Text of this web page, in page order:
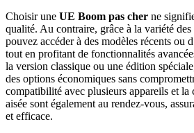
Choisir une UE Boom pas cher ne
qualité. Au contraire, grâce à la variété
pouvez accéder à des modèles récents ou
tout en profitant de fonctionnalités
la version classique ou une édition
des options économiques sans
compatibilité avec plusieurs appareils et
aisée sont également au rendez-vous,
et efficace.